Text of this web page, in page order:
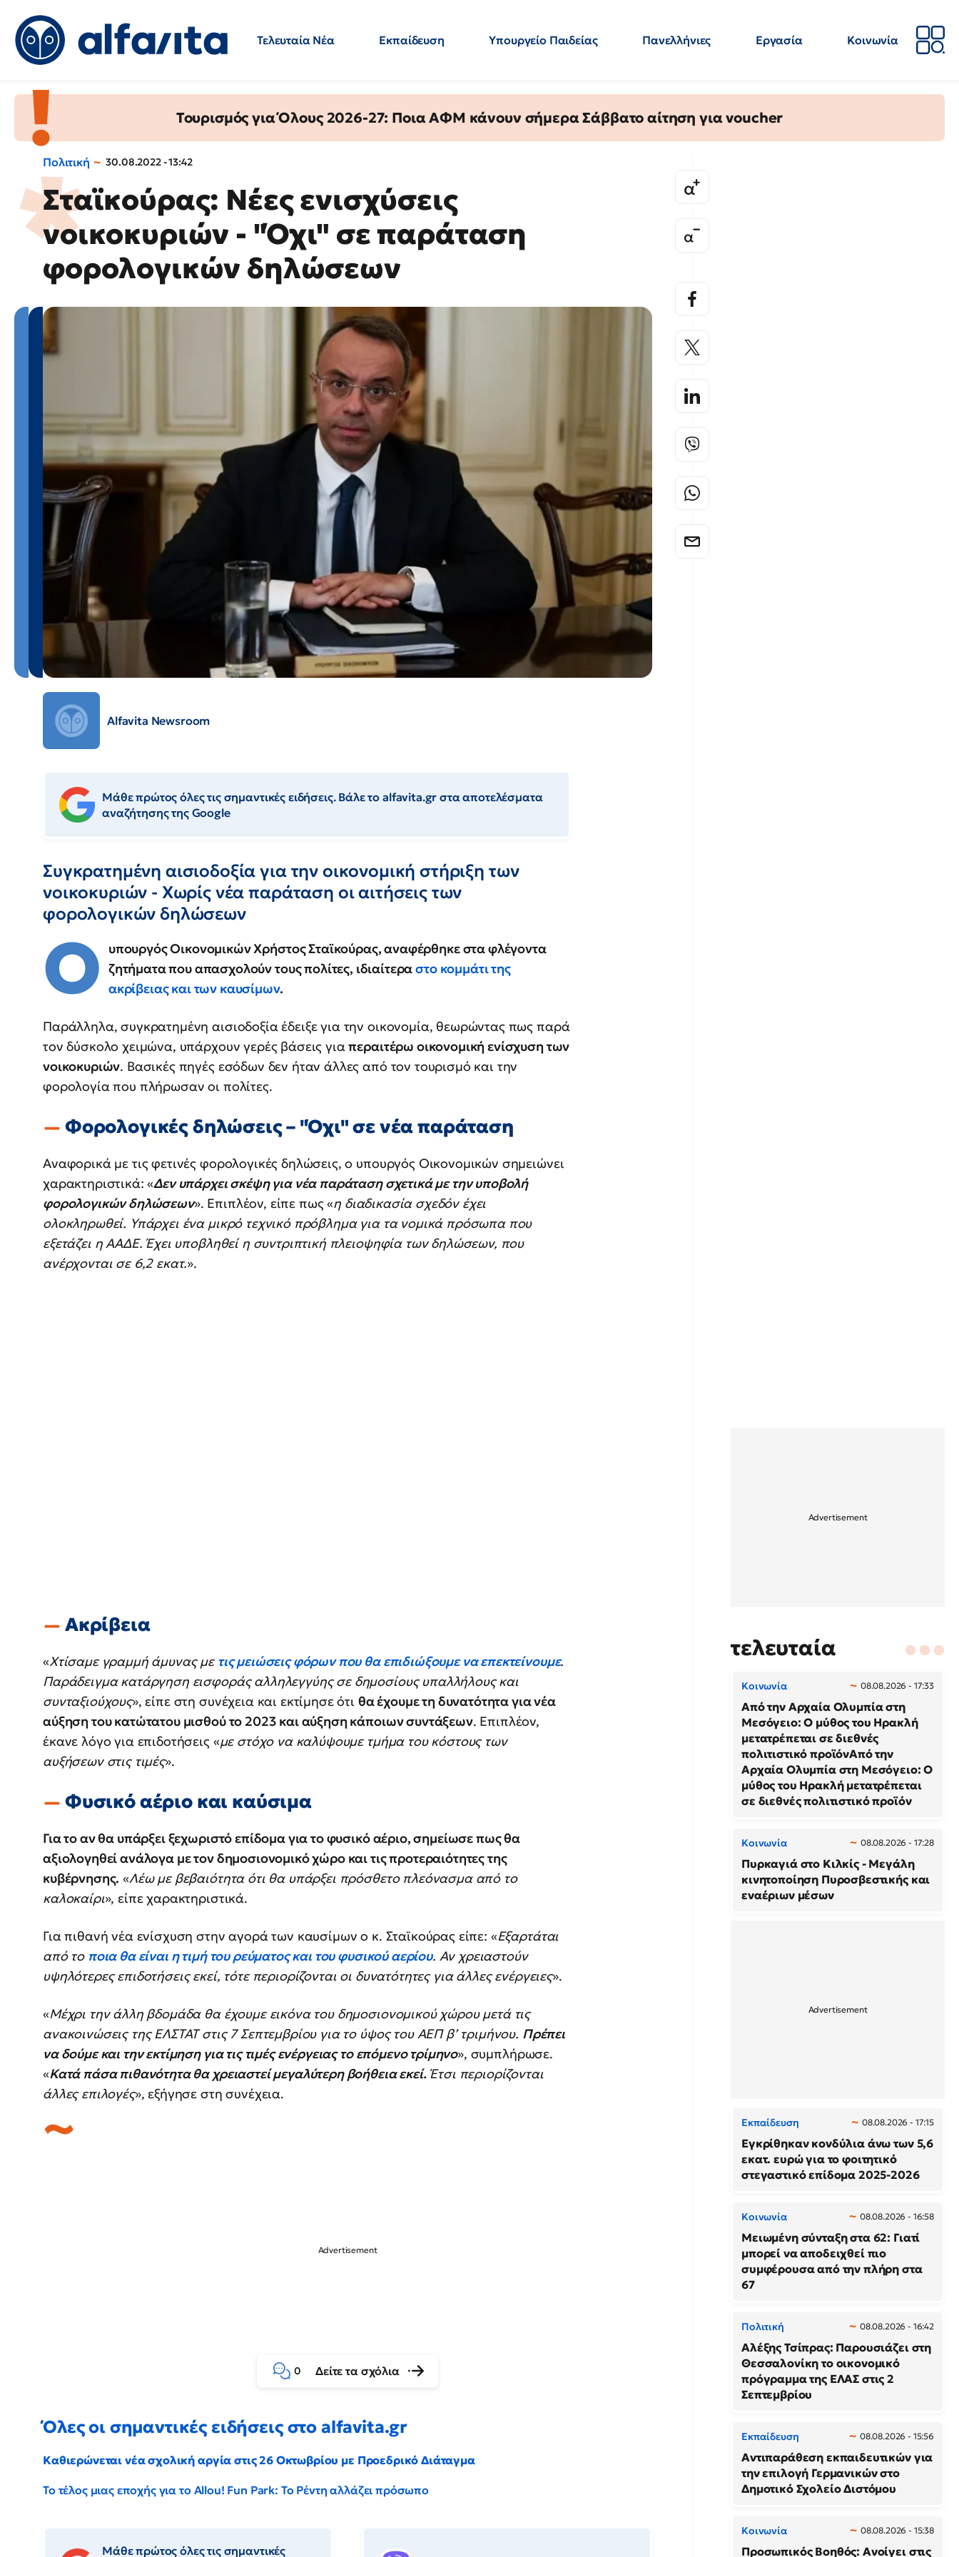
Τελευταία Νέα Εκπαίδευση Υπουργείο Παιδείας Πανελλήνιες Εργασία
Κοινωνία
Τουρισμός για Όλους 2026-27: Ποια ΑΦΜ κάνουν σήμερα Σάββατο αίτηση για voucher
Πολιτική 30.08.2022 - 13:42
Σταϊκούρας: Νέες ενισχύσεις
νοικοκυριών - "Όχι" σε παράταση
φορολογικών δηλώσεων
Alfavita Newsroom
Μάθε πρώτος όλες τις σημαντικές ειδήσεις. Βάλε το alfavita.gr στα αποτελέσματα
αναζήτησης της Google
Συγκρατημένη αισιοδοξία για την οικονομική στήριξη των
νοικοκυριών - Χωρίς νέα παράταση οι αιτήσεις των
φορολογικών δηλώσεων
Ο
υπουργός Οικονομικών Χρήστος Σταϊκούρας, αναφέρθηκε στα φλέγοντα
ζητήματα που απασχολούν τους πολίτες, ιδιαίτεραστο κομμάτι της
ακρίβειας και των καυσίμων.
Παράλληλα, συγκρατημένη αισιοδοξία έδειξε για την οικονομία, θεωρώντας πως παρά
τον δύσκολο χειμώνα, υπάρχουν γερές βάσεις γιαπεραιτέρω οικονομική ενίσχυση των
νοικοκυριών. Βασικές πηγές εσόδων δεν ήταν άλλες από τον τουρισμό και την
φορολογία που πλήρωσαν οι πολίτες.
Φορολογικές δηλώσεις – "Όχι" σε νέα παράταση
Αναφορικά με τις φετινές φορολογικές δηλώσεις, ο υπουργός Οικονομικών σημειώνει
χαρακτηριστικά: «Δεν υπάρχει σκέψη για νέα παράταση σχετικά με την υποβολή
φορολογικών δηλώσεων». Επιπλέον, είπε πως «η διαδικασία σχεδόν έχει
ολοκληρωθεί. Υπάρχει ένα μικρό τεχνικό πρόβλημα για τα νομικά πρόσωπα που
εξετάζει η ΑΑΔΕ. Έχει υποβληθεί η συντριπτική πλειοψηφία των δηλώσεων, που
ανέρχονται σε 6,2 εκατ.».
Ακρίβεια
«Χτίσαμε γραμμή άμυνας με τις μειώσεις φόρων που θα επιδιώξουμε να επεκτείνουμε.
Παράδειγμα κατάργηση εισφοράς αλληλεγγύης σε δημοσίους υπαλλήλους και
συνταξιούχους», είπε στη συνέχεια και εκτίμησε ότι θα έχουμε τη δυνατότητα για νέα
αύξηση του κατώτατου μισθού το 2023 και αύξηση κάποιων συντάξεων. Επιπλέον,
έκανε λόγο για επιδοτήσεις «με στόχο να καλύψουμε τμήμα του κόστους των
αυξήσεων στις τιμές».
Φυσικό αέριο και καύσιμα
Για το αν θα υπάρξει ξεχωριστό επίδομα για το φυσικό αέριο, σημείωσε πως θα
αξιολογηθεί ανάλογα με τον δημοσιονομικό χώρο και τις προτεραιότητες της
κυβέρνησης. «Λέω με βεβαιότητα ότι θα υπάρξει πρόσθετο πλεόνασμα από το
καλοκαίρι», είπε χαρακτηριστικά.
Για πιθανή νέα ενίσχυση στην αγορά των καυσίμων ο κ. Σταϊκούρας είπε: «Εξαρτάται
από το ποια θα είναι η τιμή του ρεύματος και του φυσικού αερίου. Αν χρειαστούν
υψηλότερες επιδοτήσεις εκεί, τότε περιορίζονται οι δυνατότητες για άλλες ενέργειες».
«Μέχρι την άλλη βδομάδα θα έχουμε εικόνα του δημοσιονομικού χώρου μετά τις
ανακοινώσεις της ΕΛΣΤΑΤ στις 7 Σεπτεμβρίου για το ύψος του ΑΕΠ β’ τριμήνου. Πρέπει
να δούμε και την εκτίμηση για τις τιμές ενέργειας το επόμενο τρίμηνο», συμπλήρωσε.
«Κατά πάσα πιθανότητα θα χρειαστεί μεγαλύτερη βοήθεια εκεί.Έτσι περιορίζονται
άλλες επιλογές», εξήγησε στη συνέχεια.
0 Δείτε τα σχόλια
Όλες οι σημαντικές ειδήσεις στο alfavita.gr
Καθιερώνεται νέα σχολική αργία στις 26 Οκτωβρίου με Προεδρικό Διάταγμα
Το τέλος μιας εποχής για το Allou! Fun Park: Το Ρέντη αλλάζει πρόσωπο
Μάθε πρώτος όλες τις σημαντικές
τελευταία
Κοινωνία 08.08.2026 - 17:33
Από την Αρχαία Ολυμπία στη
Μεσόγειο: Ο μύθος του Ηρακλή
μετατρέπεται σε διεθνές
πολιτιστικό προϊόνΑπό την
Αρχαία Ολυμπία στη Μεσόγειο: Ο
μύθος του Ηρακλή μετατρέπεται
σε διεθνές πολιτιστικό προϊόν
Κοινωνία 08.08.2026 - 17:28
Πυρκαγιά στο Κιλκίς - Μεγάλη
κινητοποίηση Πυροσβεστικής και
εναέριων μέσων
Εκπαίδευση 08.08.2026 - 17:15
Εγκρίθηκαν κονδύλια άνω των 5,6
εκατ. ευρώ για το φοιτητικό
στεγαστικό επίδομα 2025-2026
Κοινωνία 08.08.2026 - 16:58
Μειωμένη σύνταξη στα 62: Γιατί
μπορεί να αποδειχθεί πιο
συμφέρουσα από την πλήρη στα
67
Πολιτική 08.08.2026 - 16:42
Αλέξης Τσίπρας: Παρουσιάζει στη
Θεσσαλονίκη το οικονομικό
πρόγραμμα της ΕΛΑΣ στις 2
Σεπτεμβρίου
Εκπαίδευση 08.08.2026 - 15:56
Αντιπαράθεση εκπαιδευτικών για
την επιλογή Γερμανικών στο
Δημοτικό Σχολείο Διστόμου
Κοινωνία 08.08.2026 - 15:38
Προσωπικός Βοηθός: Ανοίγει στις